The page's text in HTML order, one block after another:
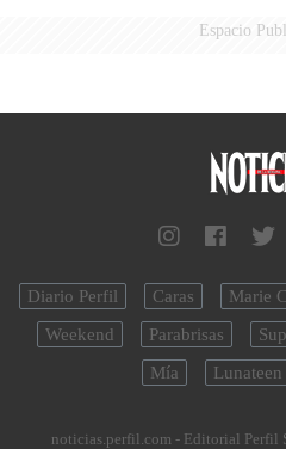
Espacio
Diario Perfil Caras Marie
Weekend
Parabrisas
Mía
Lunateen
noticias.perfil.com - Editorial Perfil